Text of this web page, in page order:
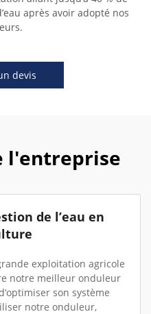
après avoir adopté nos
devis
l'entreprise
de l’eau en
exploitation agricole
notre meilleur onduleur
son système
notre onduleur,